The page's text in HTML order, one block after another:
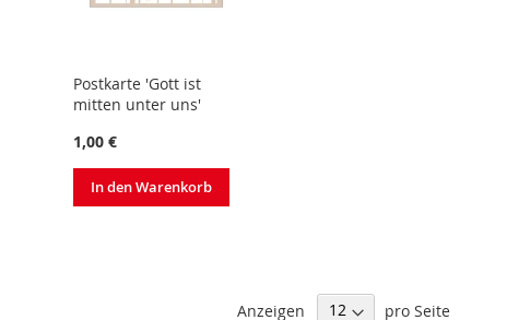
Postkarte 'Gott ist
mitten unter uns'
1,00 €
In den Warenkorb
Anzeigen pro Seite